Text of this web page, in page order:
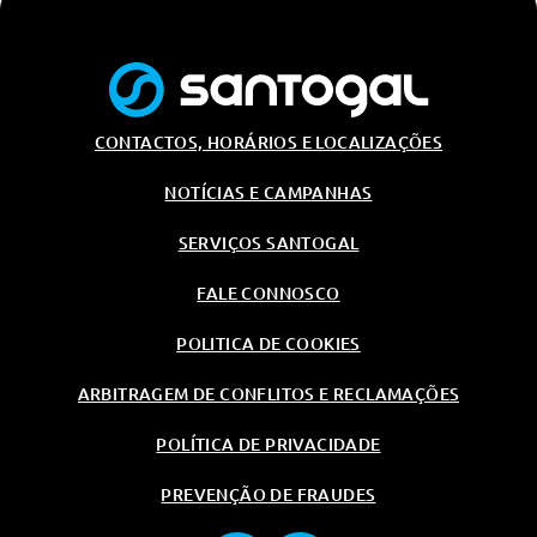
Jantes De Liga Leve 16 Com
Pneus 205/60 R16 92h
Audio/Comunicações/Instrumentos
Carregador Usb Traseiro Tipo-C
Sistema De Navegação Com Ecrã
Android Auto/ Apple Carplay
Bluetooth Handsfree Com
CONTACTOS, HORÁRIOS E LOCALIZAÇÕES
NOTÍCIAS E CAMPANHAS
SERVIÇOS SANTOGAL
FALE CONNOSCO
POLITICA DE COOKIES
ARBITRAGEM DE CONFLITOS E RECLAMAÇÕES
POLÍTICA DE PRIVACIDADE
PREVENÇÃO DE FRAUDES